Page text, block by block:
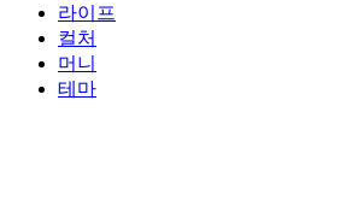
라이프
컬처
머니
테마